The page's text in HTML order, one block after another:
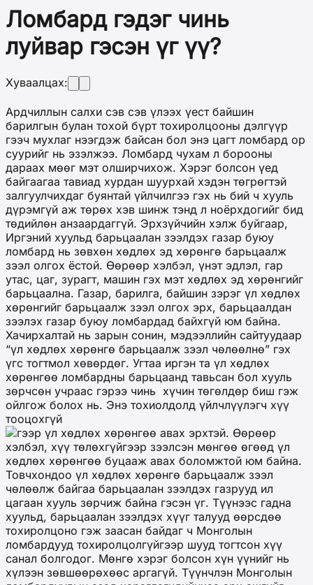
Ломбард гэдэг чинь
луйвар гэсэн үг үү?
Хуваалцах:
Ардчиллын салхи сэв сэв үлээх үест байшин
барилгын булан тохой бүрт тохиролцооны дэлгүүр
гээч мухлаг нээгдэж байсан бол энэ цагт ломбард ор
суурийг нь эзэлжээ. Ломбард чухам л борооны
дараах мөөг мэт олширчихож. Хэрэг болсон үед
байгаагаа тавиад хурдан шуурхай хэдэн төгрөгтэй
залгуулчихдаг буянтай үйлчилгээ гэх нь бий ч хууль
дүрэмгүй аж төрөх хэв шинж тэнд л ноёрхдогийг бид
төдийлөн анзаардаггүй. Эрхзүйчийн хэлж буйгаар,
Иргэний хуульд барьцаалан зээлдэх газар буюу
ломбард нь зөвхөн хөдлөх эд хөрөнгө барьцаалж
зээл олгох ёстой. Өөрөөр хэлбэл, үнэт эдлэл, гар
утас, цаг, зурагт, машин гэх мэт хөдлөх эд хөрөнгийг
барьцаална. Газар, барилга, байшин зэрэг үл хөдлөх
хөрөнгийг барьцаалж зээл олгох эрх, барьцаалдан
зээлэх газар буюу ломбардад байхгүй юм байна.
Хачирхалтай нь зарын сонин, мэдээллийн сайтуудаар
“үл хөдлөх хөрөнгө барьцаалж зээл чөлөөлнө” гэх
үгс тогтмол хөвөрдөг. Угтаа иргэн та үл хөдлөх
хөрөнгөө ломбардны барьцаанд тавьсан бол хууль
зөрчсөн учраас гэрээ чинь хүчин төгөлдөр биш гэж
ойлгож болох нь. Энэ тохиолдолд үйлчлүүлэгч хүү
тооцохгүй
гээр үл хөдлөх хөрөнгөө авах эрхтэй. Өөрөөр
хэлбэл, хүү төлөхгүйгээр зээлсэн мөнгөө өгөөд үл
хөдлөх хөрөнгөө буцааж авах боломжтой юм байна.
Товчхондоо үл хөдлөх хөрөнгө барьцаалж зээл
чөлөөлж байгаа барьцаалан зээлдэх газрууд ил
цагаан хууль зөрчиж байна гэсэн үг. Түүнээс гадна
хуульд, барьцаалан зээлдэх хүүг талууд өөрсдөө
тохиролцоно гэж заасан байдаг ч Монголын
ломбардууд тохиролцолгүйгээр шууд тогтсон хүү
санал болгодог. Мөнгө хэрэг болсон хүн үүнийг нь
хүлээн зөвшөөрөхөөс аргагүй. Түүнчлэн Монголын